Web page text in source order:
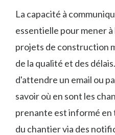
La capacité à
essentielle pour mener
projets de construction
de la qualité et des
d'attendre un email ou
savoir où en sont les
prenante est informé en
du chantier via des